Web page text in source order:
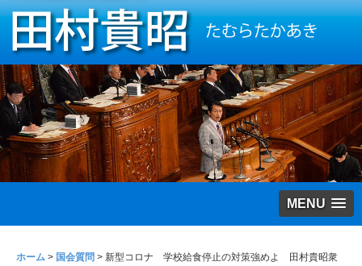
MENU
ホーム > 国会質問 > 新型コロナ 学校給食停止の対策強めよ 田村貴昭衆